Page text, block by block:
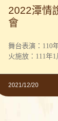
2022潭情
會
舞台表演：110
火施放：111年1
2021/12/20